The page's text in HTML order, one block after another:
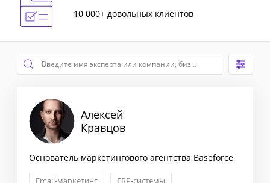
10 000+ довольных клиентов
Алексей
Кравцов
Основатель маркетингового агентства Baseforce
Email-маркетинг
ERP-системы